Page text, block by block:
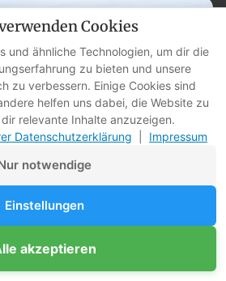
im Juli auf ihrem Höhepunkt – und in
Cookies
und ähnliche Technologien, um dir die
zu bieten und unsere
zu verbessern. Einige Cookies sind
helfen uns dabei, die Website zu
relevante Inhalte anzuzeigen.
Datenschutzerklärung
Impressum
notwendige
Einstellungen
akzeptieren